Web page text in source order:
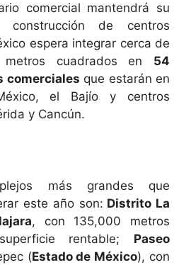
comercial mantendrá su
de centros
espera integrar cerca de
cuadrados en 54
comerciales que estarán en
el Bajío y centros
y Cancún.
más grandes que
este año son: Distrito La
, con 135,000 metros
rentable; Paseo
(Estado de México), con